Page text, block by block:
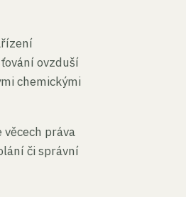
ovzduší
chemickými
práva
či správní